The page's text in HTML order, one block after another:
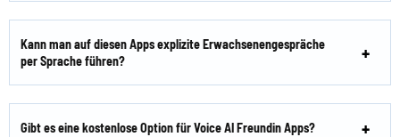
Kann man auf diesen Apps explizite Erwachsenengespräche
per Sprache führen?
Gibt es eine kostenlose Option für Voice AI Freundin Apps?